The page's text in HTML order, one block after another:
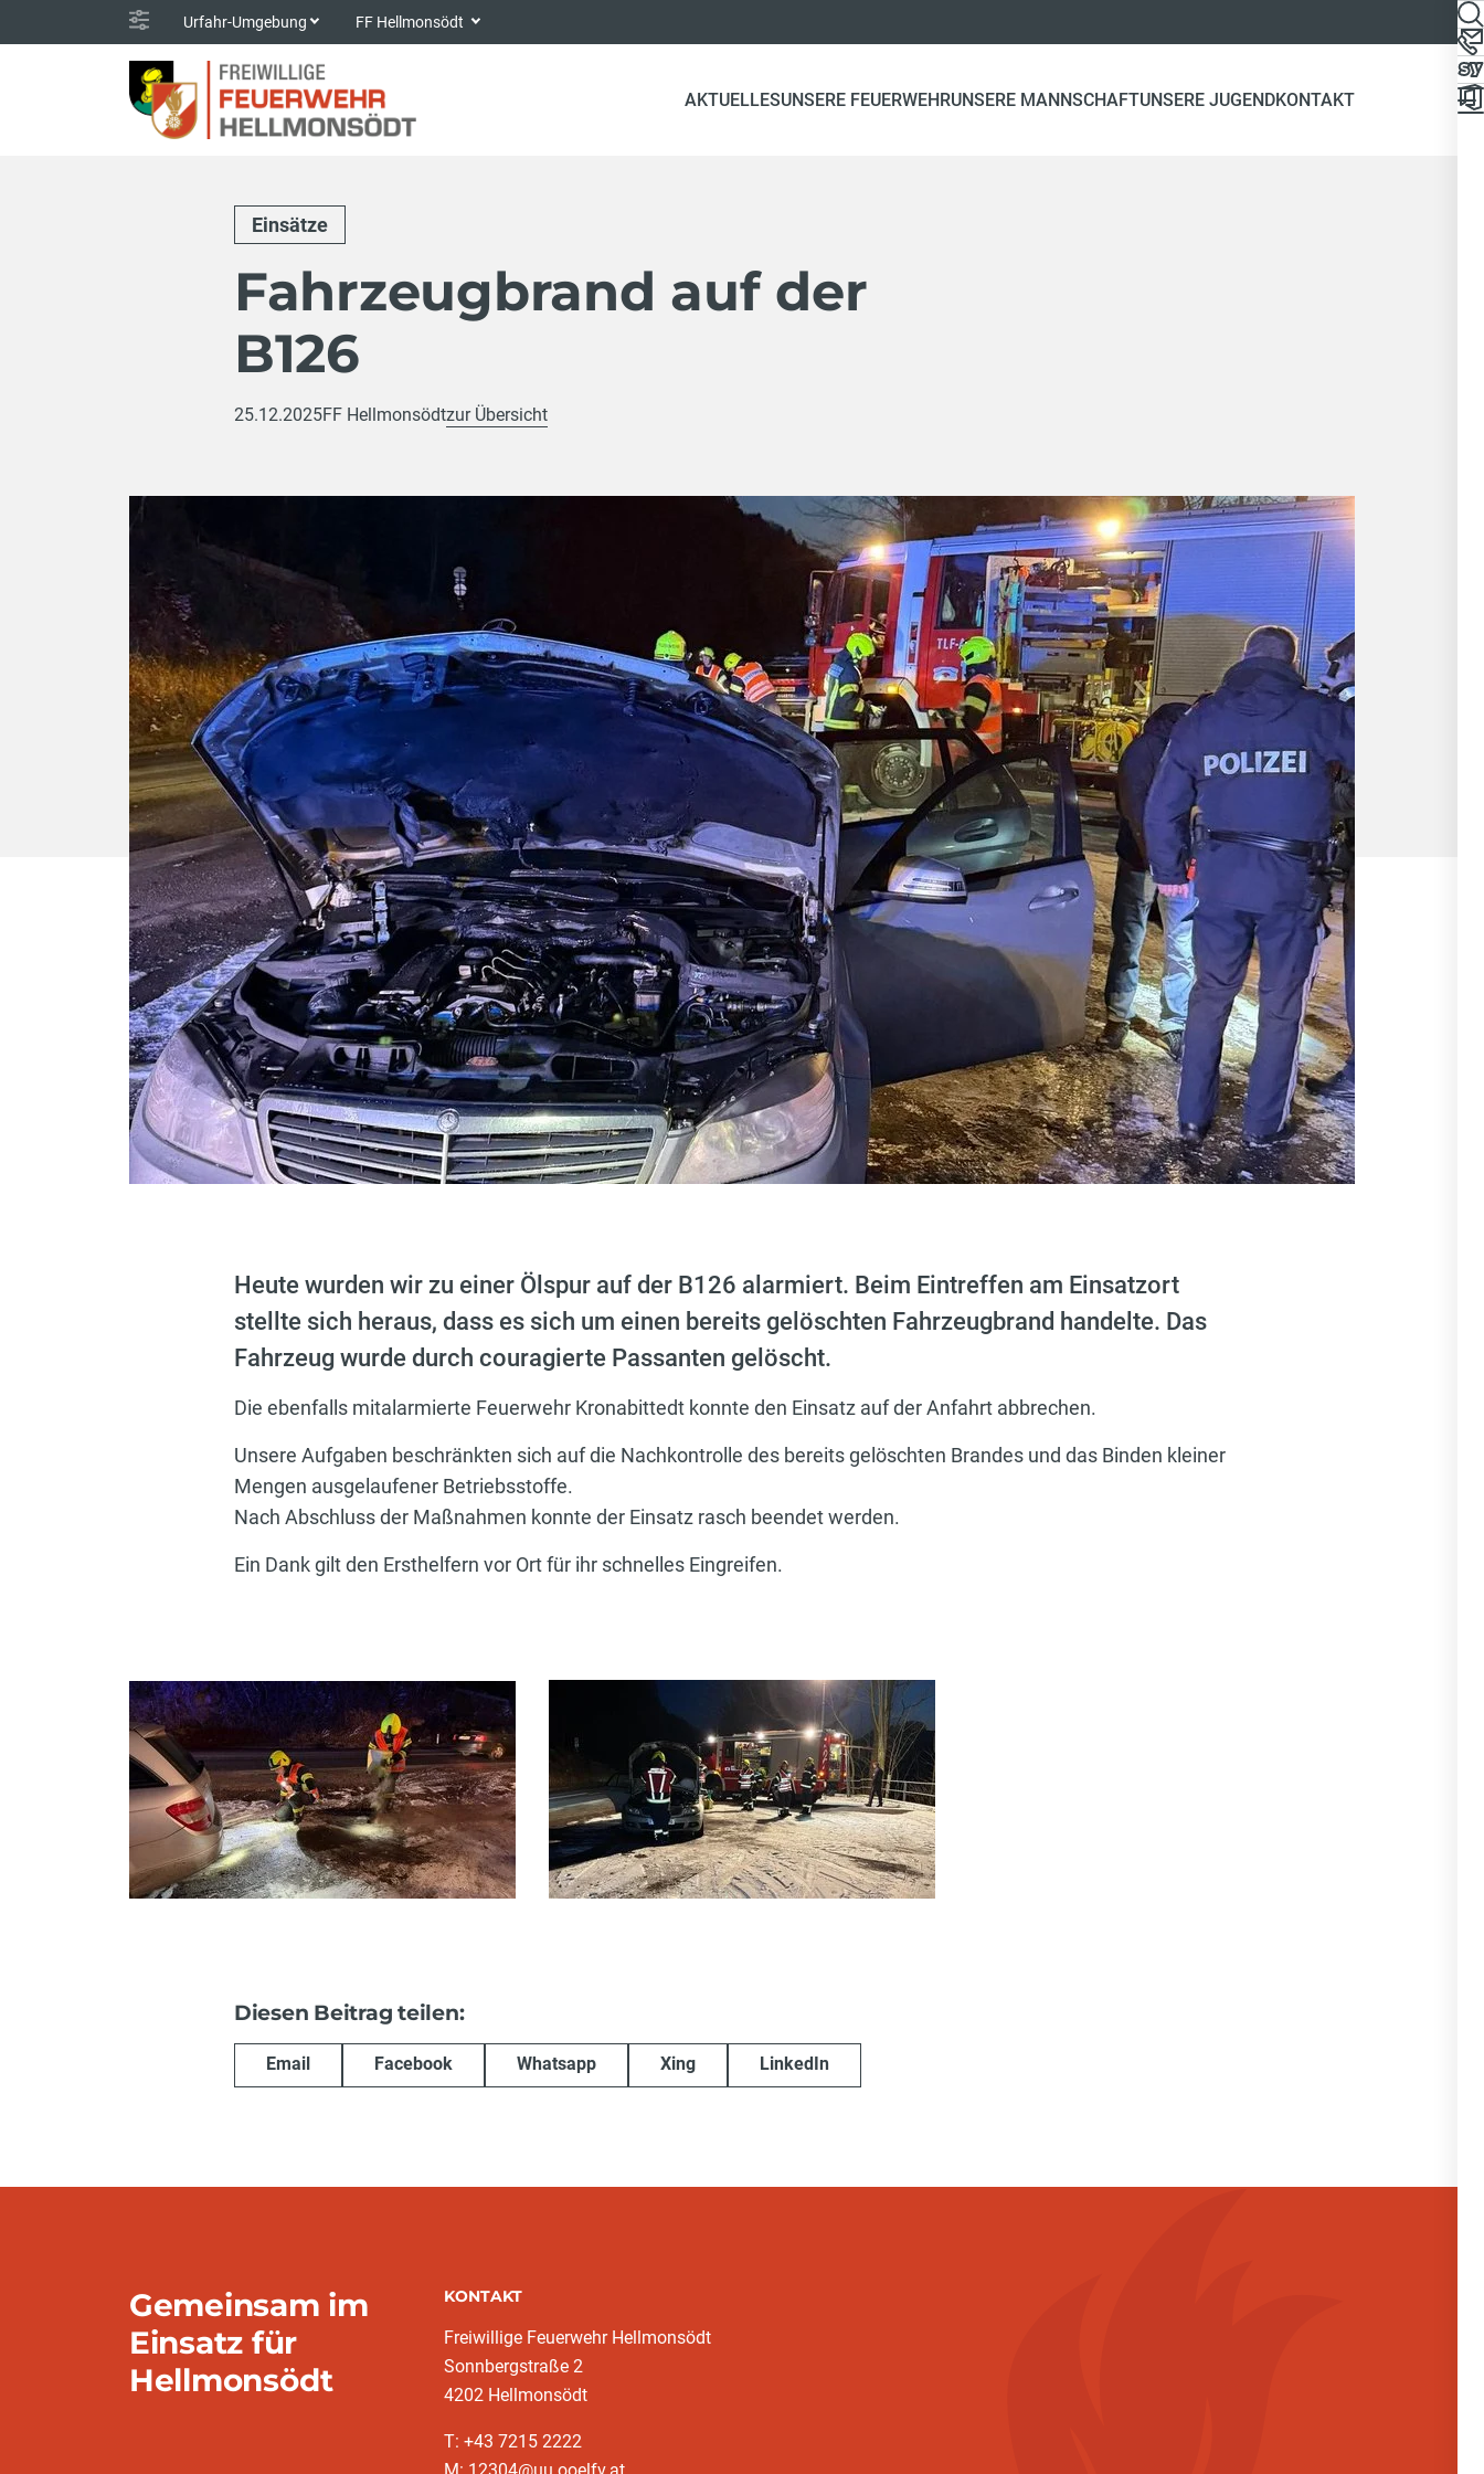
Urfahr-Umgebung FF Hellmonsödt
AKTUELLESUNSERE FEUERWEHRUNSERE MANNSCHAFTUNSERE JUGENDKONTAKT
Einsätze
Fahrzeugbrand auf der
B126
25.12.2025FF Hellmonsödtzur Übersicht
Heute wurden wir zu einer Ölspur auf der B126 alarmiert. Beim Eintreffen am Einsatzort
stellte sich heraus, dass es sich um einen bereits gelöschten Fahrzeugbrand handelte. Das
Fahrzeug wurde durch couragierte Passanten gelöscht.
Die ebenfalls mitalarmierte Feuerwehr Kronabittedt konnte den Einsatz auf der Anfahrt abbrechen.
Unsere Aufgaben beschränkten sich auf die Nachkontrolle des bereits gelöschten Brandes und das Binden kleiner
Mengen ausgelaufener Betriebsstoffe.
Nach Abschluss der Maßnahmen konnte der Einsatz rasch beendet werden.
Ein Dank gilt den Ersthelfern vor Ort für ihr schnelles Eingreifen.
Diesen Beitrag teilen:
Email Facebook Whatsapp Xing LinkedIn
Gemeinsam im
Einsatz für
Hellmonsödt
KONTAKT
Freiwillige Feuerwehr Hellmonsödt
Sonnbergstraße 2
4202 Hellmonsödt
T: +43 7215 2222